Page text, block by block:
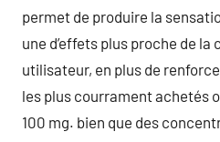
permet de produire la
une d’effets plus proche de
utilisateur, en plus de
les plus courrament achetés
100 mg. bien que des